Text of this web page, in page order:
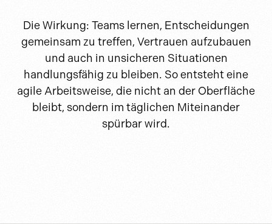
Die Wirkung: Teams lernen, Entscheidungen
gemeinsam zu treffen, Vertrauen aufzubauen
und auch in unsicheren Situationen
handlungsfähig zu bleiben. So entsteht eine
agile Arbeitsweise, die nicht an der Oberfläche
bleibt, sondern im täglichen Miteinander
spürbar wird.